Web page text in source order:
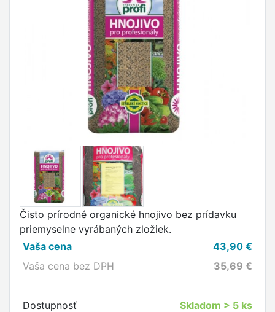
Čisto prírodné organické hnojivo bez prídavku
priemyselne vyrábaných zložiek.
Vaša cena
43,90 €
Vaša cena bez DPH
35,69 €
Dostupnosť Skladom > 5 ks